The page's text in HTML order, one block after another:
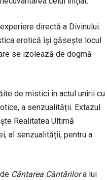
directă a Divinului.
erotică își găsește locul
se izolează de dogmă
de mistici în actul unirii cu
a senzualității. Extazul
Realitatea Ultimă
al senzualității, pentru a
Cântarea Cântărilora lui